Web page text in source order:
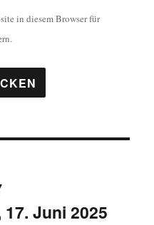
in diesem Browser für
Juni 2025